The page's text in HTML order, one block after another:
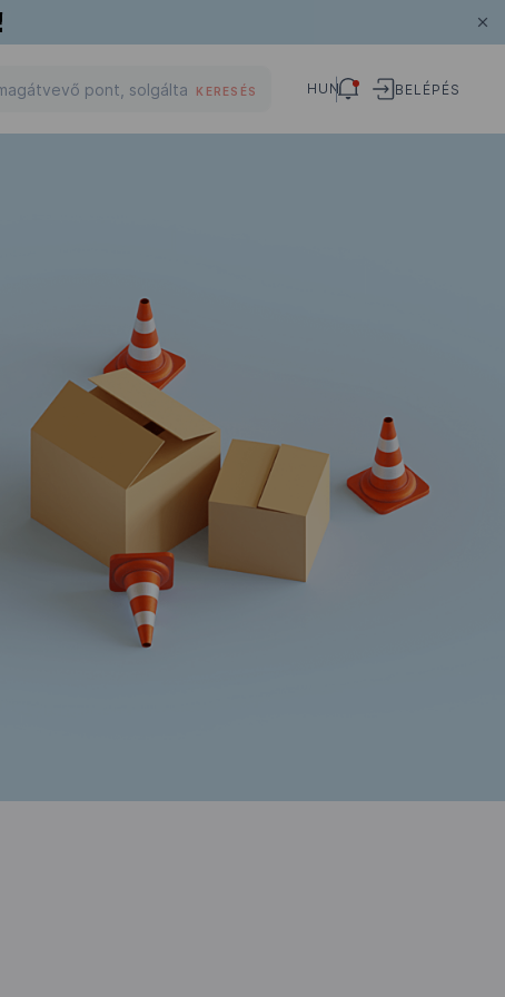
KERESÉS HUN BELÉPÉS